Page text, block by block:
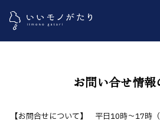
お問い合せ情報
【お問合せについて】 平日10時～17時（